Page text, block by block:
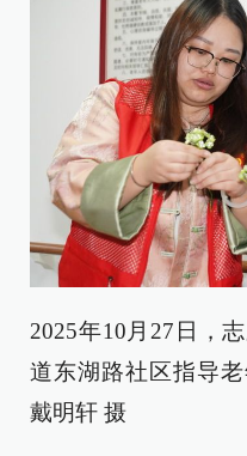
2025年10月27日，
道东湖路社区指导
戴明轩 摄